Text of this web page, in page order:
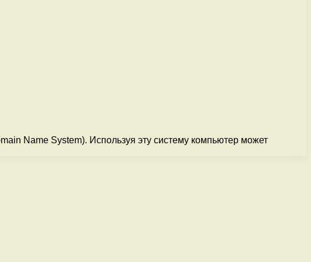
Name System). Используя эту систему компьютер может